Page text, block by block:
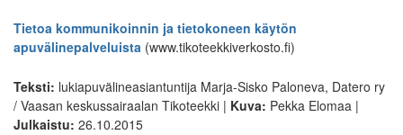
Tietoa kommunikoinnin ja tietokoneen käytön
apuvälinepalveluista (www.tikoteekkiverkosto.fi)
Teksti: lukiapuvälineasiantuntija Marja-Sisko Paloneva, Datero ry
/ Vaasan keskussairaalan Tikoteekki | Kuva: Pekka Elomaa |
Julkaistu: 26.10.2015